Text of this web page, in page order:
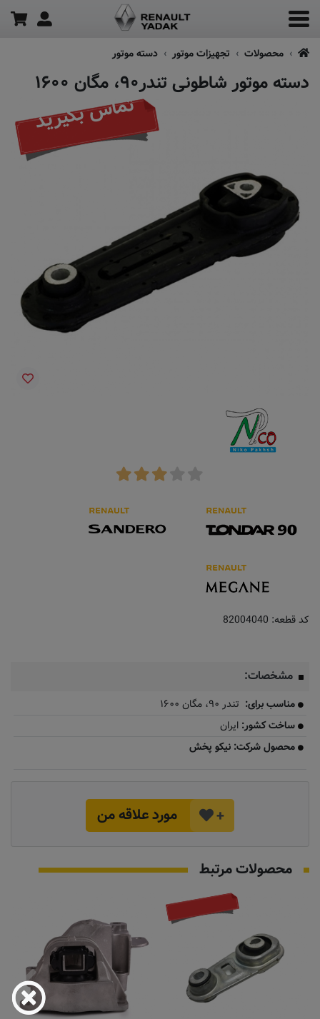
محصولات تجهیزات موتور دسته موتور
دسته موتور شاطونی تندر۹۰، مگان ۱۶۰۰
تماس بگیرید
کد قطعه: 82004040
مشخصات:
مناسب برای: تندر ۹۰، مگان ۱۶۰۰
ساخت کشور: ایران
محصول شرکت: نیکو پخش
+ مورد علاقه من
محصولات مرتبط
تماس بگیرید